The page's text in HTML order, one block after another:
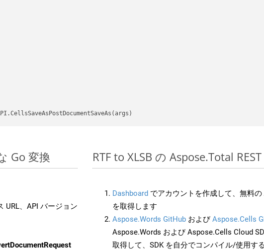
Go 変換
URL、API バージョン
RTF to XLSB の Aspose.Total
Dashboard でアカウントを作成して、無料
を取得します
Aspose.Words GitHub およびAspose.Cells
Aspose.Words および Aspose.Cells Cloud
取得して、SDK を自分でコンパイル/使用す